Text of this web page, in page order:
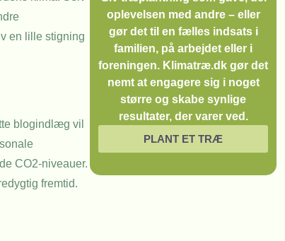
en lille stigning
blogindlæg vil
CO2-niveauer.
fremtid.
oplevelsen med andre – eller
gør det til en fælles indsats i
familien, på arbejdet eller i
foreningen. Klimatræ.dk gør det
nemt at engagere sig i noget
større og skabe synlige
resultater, der varer ved.
PLANT ET TRÆ